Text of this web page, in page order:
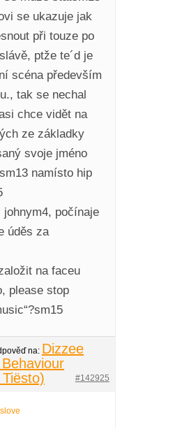
se ukazuje jak
při touze po
ptže te´d je
scéna především
tak se nechal
chce vidět na
ze základky
svoje jméno
namísto hip
počínaje
úděs za
na faceu
please stop
na: Dizzee
#142925